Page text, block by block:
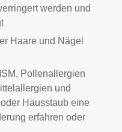
werden und
Haare und Nägel
Pollenallergien
und
Hausstaub eine
erfahren oder